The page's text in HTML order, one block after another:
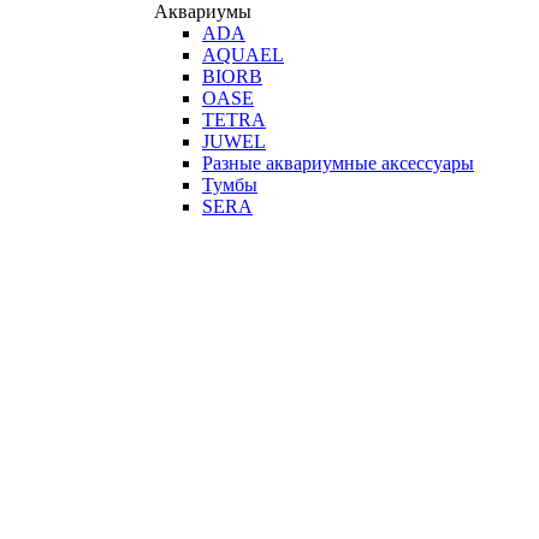
Аквариумы
ADA
AQUAEL
BIORB
OASE
TETRA
JUWEL
Разные аквариумные аксессуары
Тумбы
SERA